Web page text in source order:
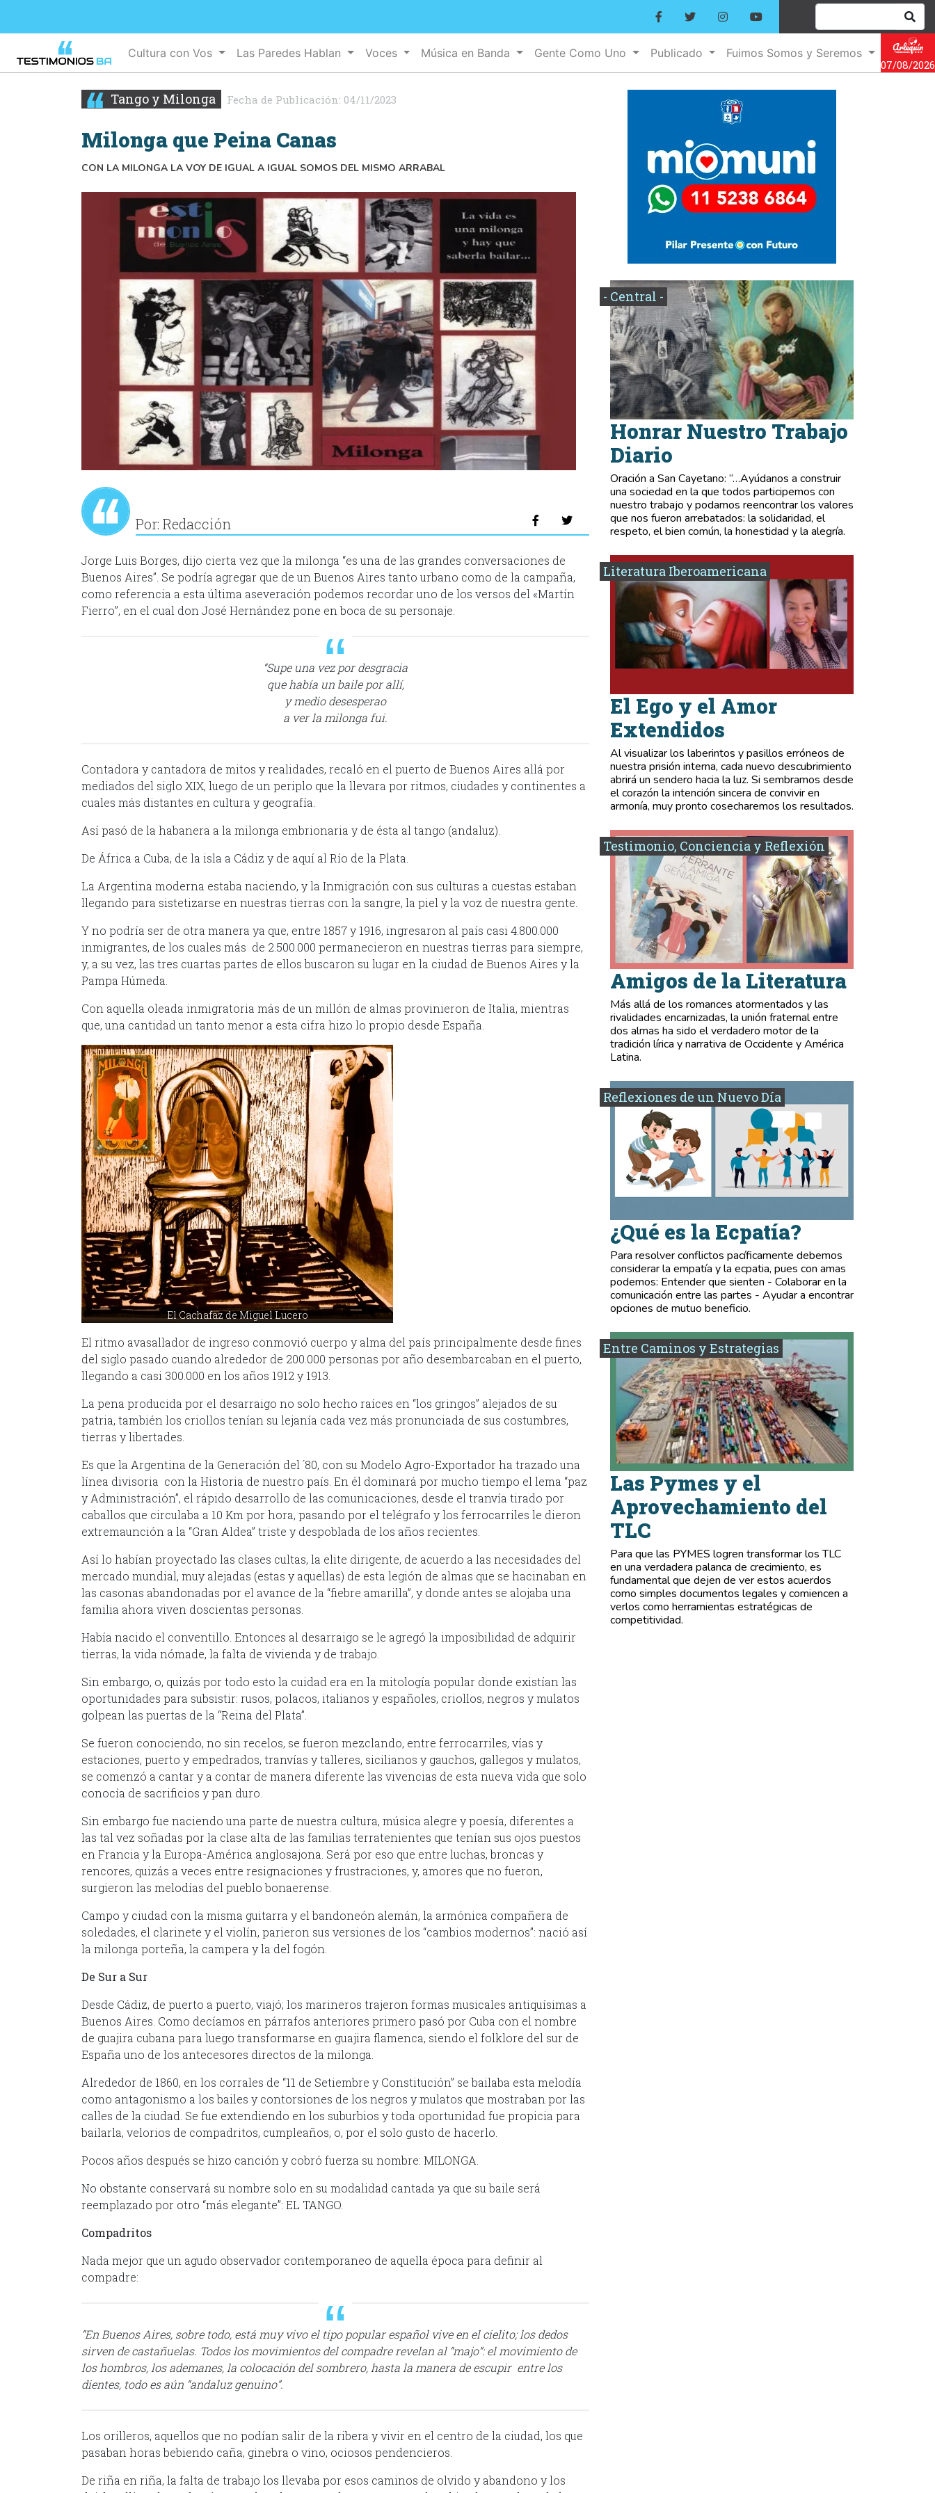
Cultura con Vos Las Paredes Hablan Voces Música en Banda Gente Como Uno Publicado
Fuimos Somos y Seremos
07/08/2026
Tango y Milonga Fecha de Publicación: 04/11/2023
Milonga que Peina Canas
CON LA MILONGA LA VOY DE IGUAL A IGUAL SOMOS DEL MISMO ARRABAL
Por: Redacción
Jorge Luis Borges, dijo cierta vez que la milonga “es una de las grandes conversaciones de
Buenos Aires”. Se podría agregar que de un Buenos Aires tanto urbano como de la campaña,
como referencia a esta última aseveración podemos recordar uno de los versos del «Martín
Fierro”, en el cual don José Hernández pone en boca de su personaje.
“Supe una vez por desgracia
que había un baile por allí,
y medio desesperao
a ver la milonga fui.
Contadora y cantadora de mitos y realidades, recaló en el puerto de Buenos Aires allá por
mediados del siglo XIX, luego de un periplo que la llevara por ritmos, ciudades y continentes a
cuales más distantes en cultura y geografía.
Así pasó de la habanera a la milonga embrionaria y de ésta al tango (andaluz).
De África a Cuba, de la isla a Cádiz y de aquí al Río de la Plata.
La Argentina moderna estaba naciendo, y la Inmigración con sus culturas a cuestas estaban
llegando para sistetizarse en nuestras tierras con la sangre, la piel y la voz de nuestra gente.
Y no podría ser de otra manera ya que, entre 1857 y 1916, ingresaron al país casi 4.800.000
inmigrantes, de los cuales más de 2.500.000 permanecieron en nuestras tierras para siempre,
y, a su vez, las tres cuartas partes de ellos buscaron su lugar en la ciudad de Buenos Aires y la
Pampa Húmeda.
Con aquella oleada inmigratoria más de un millón de almas provinieron de Italia, mientras
que, una cantidad un tanto menor a esta cifra hizo lo propio desde España.
El Cachafaz de Miguel Lucero
El ritmo avasallador de ingreso conmovió cuerpo y alma del país principalmente desde fines
del siglo pasado cuando alrededor de 200.000 personas por año desembarcaban en el puerto,
llegando a casi 300.000 en los años 1912 y 1913.
La pena producida por el desarraigo no solo hecho raíces en “los gringos” alejados de su
patria, también los criollos tenían su lejanía cada vez más pronunciada de sus costumbres,
tierras y libertades.
Es que la Argentina de la Generación del ´80, con su Modelo Agro-Exportador ha trazado una
línea divisoria con la Historia de nuestro país. En él dominará por mucho tiempo el lema “paz
y Administración”, el rápido desarrollo de las comunicaciones, desde el tranvía tirado por
caballos que circulaba a 10 Km por hora, pasando por el telégrafo y los ferrocarriles le dieron
extremaunción a la “Gran Aldea” triste y despoblada de los años recientes.
Así lo habían proyectado las clases cultas, la elite dirigente, de acuerdo a las necesidades del
mercado mundial, muy alejadas (estas y aquellas) de esta legión de almas que se hacinaban en
las casonas abandonadas por el avance de la “fiebre amarilla”, y donde antes se alojaba una
familia ahora viven doscientas personas.
Había nacido el conventillo. Entonces al desarraigo se le agregó la imposibilidad de adquirir
tierras, la vida nómade, la falta de vivienda y de trabajo.
Sin embargo, o, quizás por todo esto la cuidad era en la mitología popular donde existían las
oportunidades para subsistir: rusos, polacos, italianos y españoles, criollos, negros y mulatos
golpean las puertas de la “Reina del Plata”.
Se fueron conociendo, no sin recelos, se fueron mezclando, entre ferrocarriles, vías y
estaciones, puerto y empedrados, tranvías y talleres, sicilianos y gauchos, gallegos y mulatos,
se comenzó a cantar y a contar de manera diferente las vivencias de esta nueva vida que solo
conocía de sacrificios y pan duro.
Sin embargo fue naciendo una parte de nuestra cultura, música alegre y poesía, diferentes a
las tal vez soñadas por la clase alta de las familias terratenientes que tenían sus ojos puestos
en Francia y la Europa-América anglosajona. Será por eso que entre luchas, broncas y
rencores, quizás a veces entre resignaciones y frustraciones, y, amores que no fueron,
surgieron las melodías del pueblo bonaerense.
Campo y ciudad con la misma guitarra y el bandoneón alemán, la armónica compañera de
soledades, el clarinete y el violín, parieron sus versiones de los “cambios modernos”: nació así
la milonga porteña, la campera y la del fogón.
De Sur a Sur
Desde Cádiz, de puerto a puerto, viajó; los marineros trajeron formas musicales antiquísimas a
Buenos Aires. Como decíamos en párrafos anteriores primero pasó por Cuba con el nombre
de guajira cubana para luego transformarse en guajira flamenca, siendo el folklore del sur de
España uno de los antecesores directos de la milonga.
Alrededor de 1860, en los corrales de “11 de Setiembre y Constitución” se bailaba esta melodía
como antagonismo a los bailes y contorsiones de los negros y mulatos que mostraban por las
calles de la ciudad. Se fue extendiendo en los suburbios y toda oportunidad fue propicia para
bailarla, velorios de compadritos, cumpleaños, o, por el solo gusto de hacerlo.
Pocos años después se hizo canción y cobró fuerza su nombre: MILONGA.
No obstante conservará su nombre solo en su modalidad cantada ya que su baile será
reemplazado por otro “más elegante”: EL TANGO.
Compadritos
Nada mejor que un agudo observador contemporaneo de aquella época para definir al
compadre:
“En Buenos Aires, sobre todo, está muy vivo el tipo popular español vive en el cielito; los dedos
sirven de castañuelas. Todos los movimientos del compadre revelan al “majo”: el movimiento de
los hombros, los ademanes, la colocación del sombrero, hasta la manera de escupir entre los
dientes, todo es aún “andaluz genuino”.
Los orilleros, aquellos que no podían salir de la ribera y vivir en el centro de la ciudad, los que
pasaban horas bebiendo caña, ginebra o vino, ociosos pendencieros.
De riña en riña, la falta de trabajo los llevaba por esos caminos de olvido y abandono y los
- Central -
Honrar Nuestro Trabajo
Diario
Oración a San Cayetano: “…Ayúdanos a construir
una sociedad en la que todos participemos con
nuestro trabajo y podamos reencontrar los valores
que nos fueron arrebatados: la solidaridad, el
respeto, el bien común, la honestidad y la alegría.
Literatura Iberoamericana
El Ego y el Amor
Extendidos
Al visualizar los laberintos y pasillos erróneos de
nuestra prisión interna, cada nuevo descubrimiento
abrirá un sendero hacia la luz. Si sembramos desde
el corazón la intención sincera de convivir en
armonía, muy pronto cosecharemos los resultados.
Testimonio, Conciencia y Reflexión
Amigos de la Literatura
Más allá de los romances atormentados y las
rivalidades encarnizadas, la unión fraternal entre
dos almas ha sido el verdadero motor de la
tradición lírica y narrativa de Occidente y América
Latina.
Reflexiones de un Nuevo Día
¿Qué es la Ecpatía?
Para resolver conflictos pacíficamente debemos
considerar la empatía y la ecpatia, pues con amas
podemos: Entender que sienten - Colaborar en la
comunicación entre las partes - Ayudar a encontrar
opciones de mutuo beneficio.
Entre Caminos y Estrategias
Las Pymes y el
Aprovechamiento del
TLC
Para que las PYMES logren transformar los TLC
en una verdadera palanca de crecimiento, es
fundamental que dejen de ver estos acuerdos
como simples documentos legales y comiencen a
verlos como herramientas estratégicas de
competitividad.